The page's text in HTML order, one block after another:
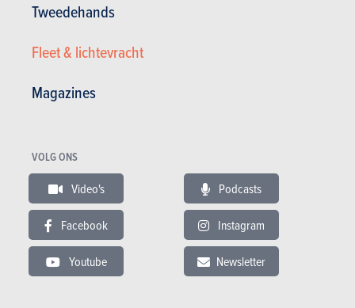
Tweedehands
Fleet & lichtevracht
Magazines
VOLG ONS
Video's Podcasts
Facebook Instagram
Youtube Newsletter
PRIJS
CO2
BENZINE
35.995 tot 39.995 € 174 g/km
Meer weten